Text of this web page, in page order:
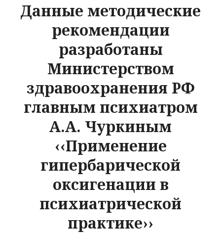
Данные методические
рекомендации
разработаны
Министерством
здравоохранения РФ
главным психиатром
А.А. Чуркиным
‹‹Применение
гипербарической
оксигенации в
психиатрической
практике››